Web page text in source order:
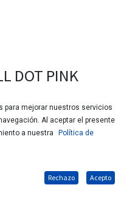
DOT PINK
para mejorar nuestros servicios
Al aceptar el presente
a nuestra
Política de
Rechazo Acepto